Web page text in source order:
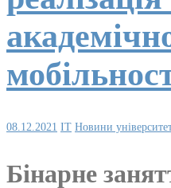
08.12.2021 IT Новини
Бінарне